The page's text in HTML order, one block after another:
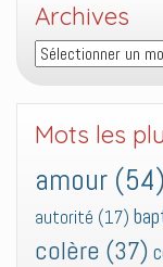
Archives
Archives
Mots les
amour (54)
autorité (17)
colère (37)